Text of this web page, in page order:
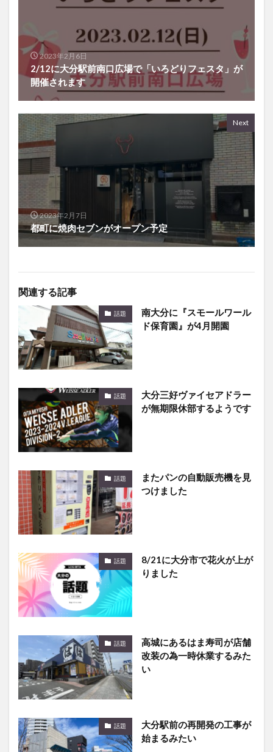
2023年2月6日
2/12に大分駅前南口広場で「いろどりフェスタ」が
開催されます
Next
2023年2月7日
都町に焼肉セブンがオープン予定
関連する記事
話題
南大分に『スモールワール
ド保育園』が4月開園
話題
大分三好ヴァイセアドラー
が無期限休部するようです
話題
またパンの自動販売機を見
つけました
話題
8/21に大分市で花火が上が
りました
話題
高城にあるはま寿司が店舗
改装の為一時休業するみた
い
話題
大分駅前の再開発の工事が
始まるみたい